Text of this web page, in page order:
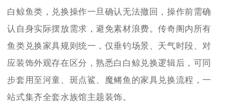
白鲸鱼类，兑换操作一旦确认无法撤回，操作前需确
认自身实际摆放需求，避免素材浪费。传奇阁内所有
鱼类兑换家具规则统一，仅垂钓场景、天气时段、对
应装饰外观存在区分，熟悉白白鲸兑换逻辑后，可同
步套用至河童、斑点鲨、魔鳉鱼的家具兑换流程，一
站式集齐全套水族馆主题装饰。